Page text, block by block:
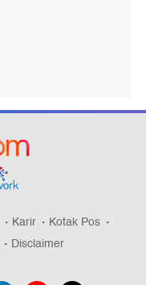
Karir
Kotak Pos
Disclaimer